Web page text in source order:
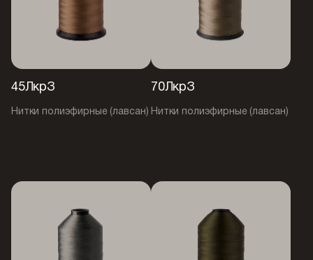
45ЛкрЗ
Нитки полиэфирные (лавсан)
70ЛкрЗ
Нитки полиэфирные (лавсан)